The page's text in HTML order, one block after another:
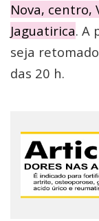
Nova, centro,
Jaguatirica. A
seja
das 20 h.